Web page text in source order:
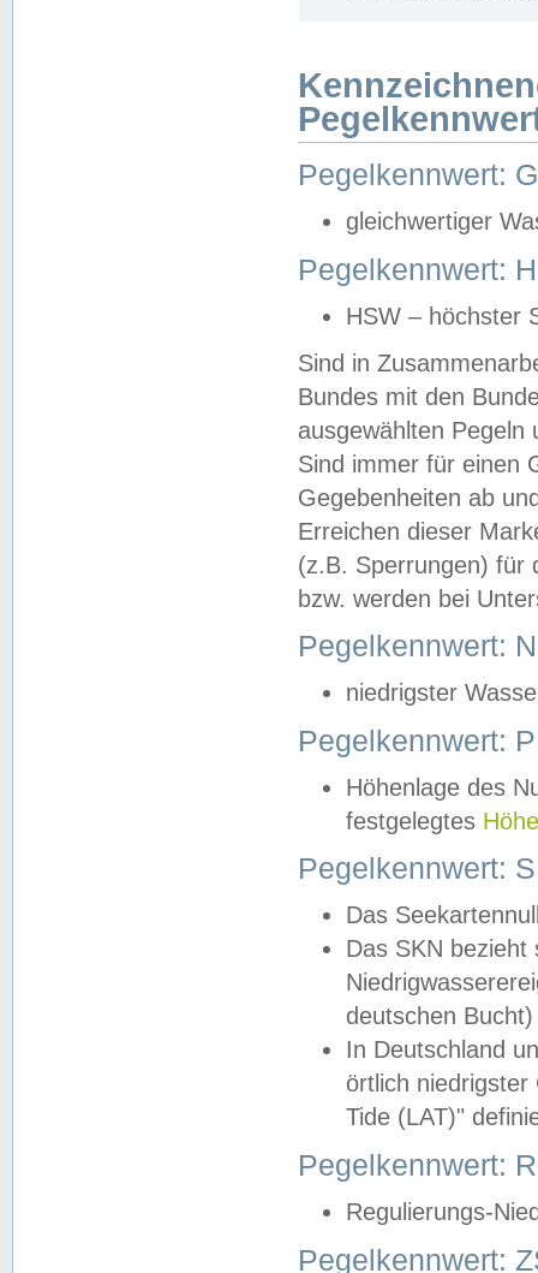
Pegelkennwert:
gleichwertiger
Pegelkennwert:
HSW – höchster
Sind in
Bundes mit den
ausgewählten
Sind immer für einen
Gegebenheiten ab
Erreichen dieser
(z.B. Sperrungen) für
bzw. werden bei
Pegelkennwert:
niedrigster
Pegelkennwert:
Höhenlage des
festgelegtes
Pegelkennwert:
Das
Das SKN
deutschen
In Deutschland
örtlich
Tide (LAT)"
Pegelkennwert:
Regulierungs-
Pegelkennwert: